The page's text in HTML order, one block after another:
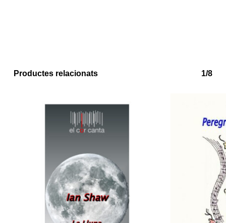
No hi ha productes a la cistella.
Productes relacionats 1/8